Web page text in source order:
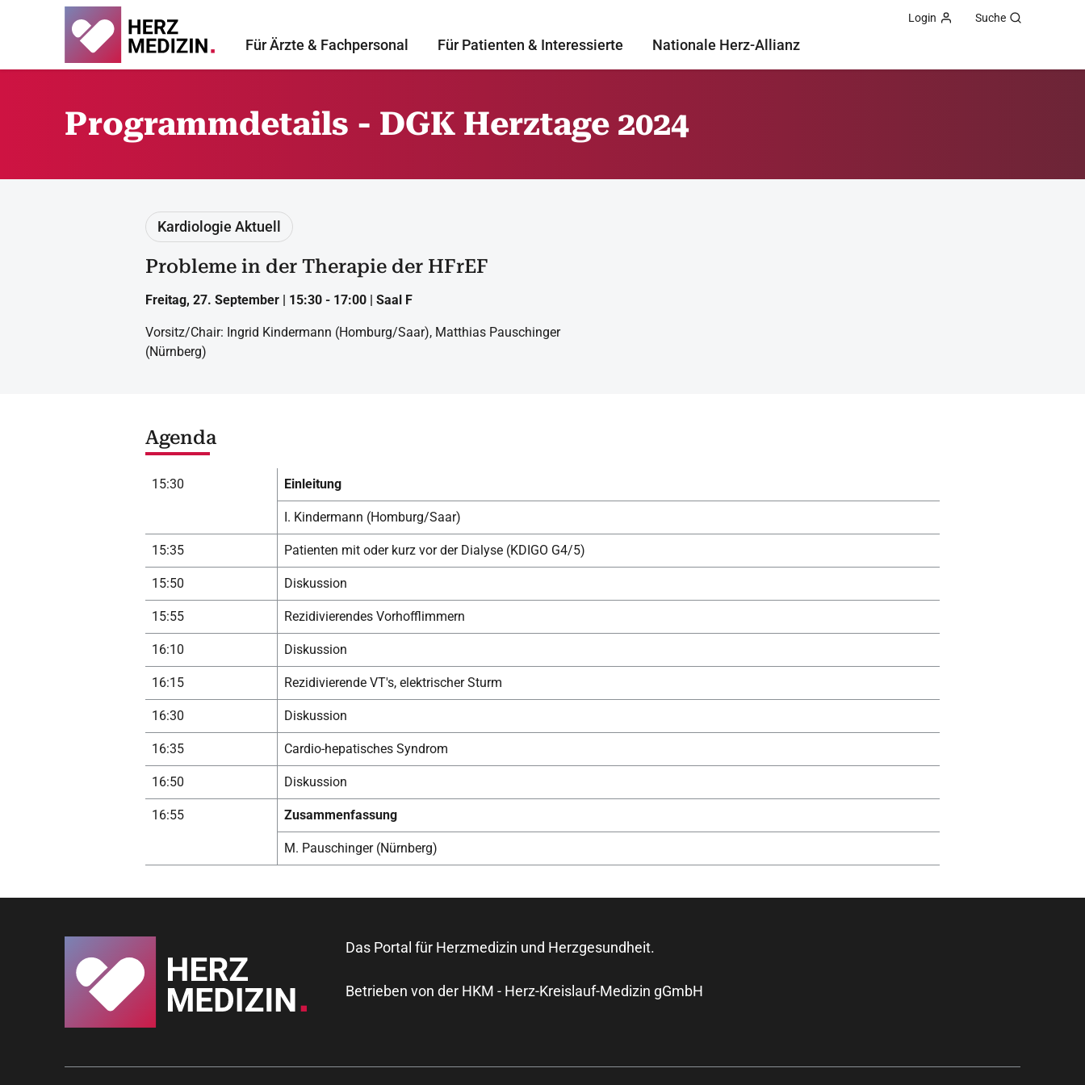
Für Ärzte & Fachpersonal Für Patienten & Interessierte Nationale Herz-Allianz
Login Suche
Programmdetails - DGK Herztage 2024
Kardiologie Aktuell
Probleme in der Therapie der HFrEF
Freitag, 27. September | 15:30 - 17:00 | Saal F
Vorsitz/Chair: Ingrid Kindermann (Homburg/Saar), Matthias Pauschinger
(Nürnberg)
Agenda
15:30 Einleitung
I. Kindermann (Homburg/Saar)
15:35 Patienten mit oder kurz vor der Dialyse (KDIGO G4/5)
15:50 Diskussion
15:55 Rezidivierendes Vorhofflimmern
16:10 Diskussion
16:15 Rezidivierende VT's, elektrischer Sturm
16:30 Diskussion
16:35 Cardio-hepatisches Syndrom
16:50 Diskussion
16:55 Zusammenfassung
M. Pauschinger (Nürnberg)
Das Portal für Herzmedizin und Herzgesundheit.
Betrieben von der HKM - Herz-Kreislauf-Medizin gGmbH